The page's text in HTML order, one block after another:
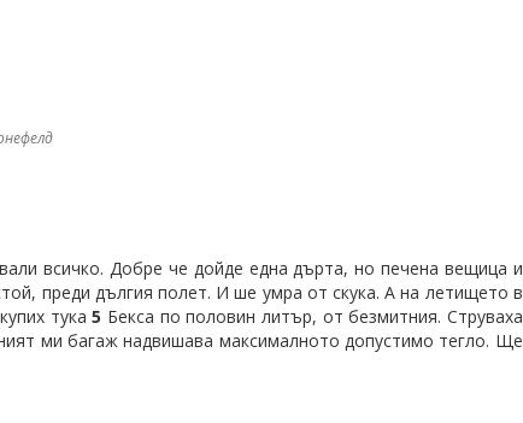
всичко. Добре че дойде една дърта, но печена вещица и
преди дългия полет. И ше умра от скука. А на летището в
тука5 Бекса по половин литър, от безмитния. Струваха
ми багаж надвишава максималното допустимо тегло. Ще